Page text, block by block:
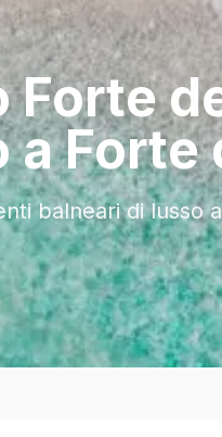
Forte
balneari di lusso